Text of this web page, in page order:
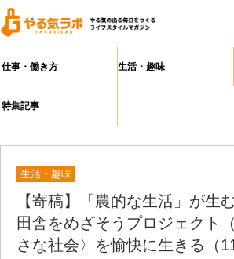
仕事・働き方 生活・趣味
特集記事
生活・趣味
【寄稿】「農的な生活」が生
田舎をめざそうプロジェクト
さな社会〉を愉快に⽣きる（11